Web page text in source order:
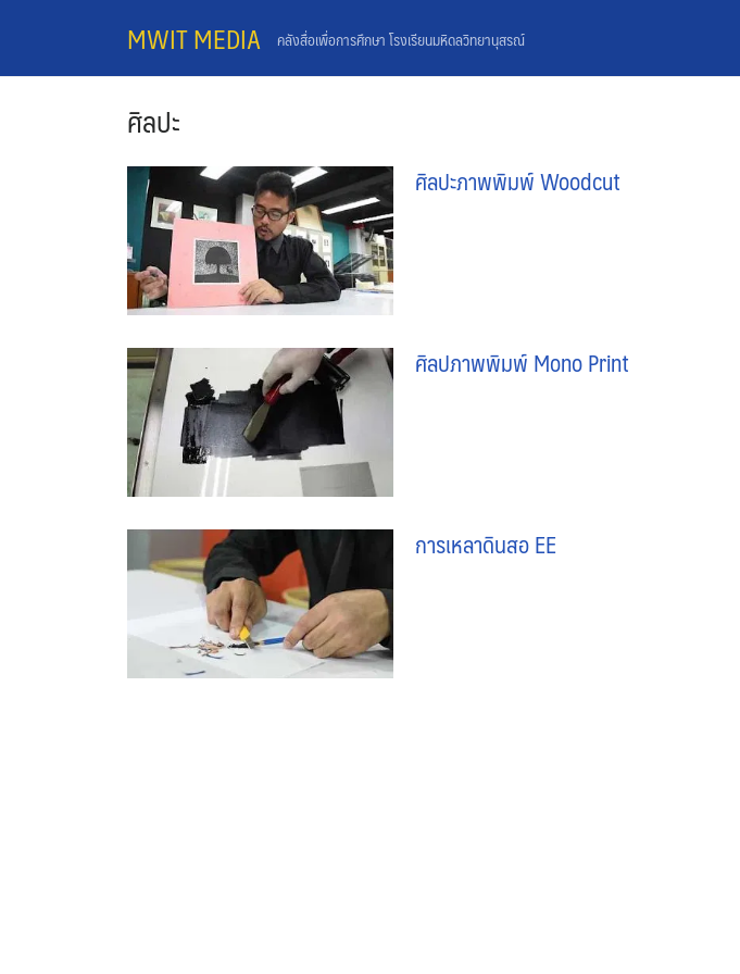
MWIT MEDIA คลังสื่อเพื่อการศึกษา โรงเรียนมหิดลวิทยานุสรณ์
ศิลปะ
ศิลปะภาพพิมพ์ Woodcut
ศิลปภาพพิมพ์ Mono Print
การเหลาดินสอ EE